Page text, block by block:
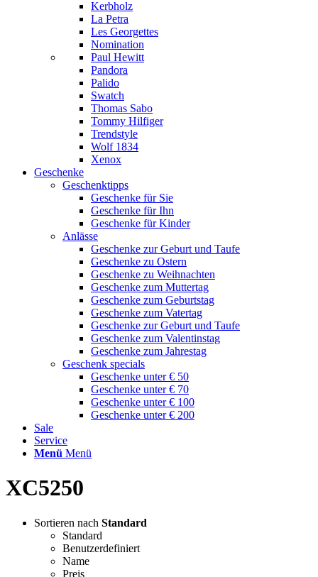
Kerbholz
La Petra
Les Georgettes
Nomination
Paul Hewitt
Pandora
Palido
Swatch
Thomas Sabo
Tommy Hilfiger
Trendstyle
Wolf 1834
Xenox
Geschenke
Geschenktipps
Geschenke für Sie
Geschenke für Ihn
Geschenke für Kinder
Anlässe
Geschenke zur Geburt und Taufe
Geschenke zu Ostern
Geschenke zu Weihnachten
Geschenke zum Muttertag
Geschenke zum Geburtstag
Geschenke zum Vatertag
Geschenke zur Geburt und Taufe
Geschenke zum Valentinstag
Geschenke zum Jahrestag
Geschenk specials
Geschenke unter € 50
Geschenke unter € 70
Geschenke unter € 100
Geschenke unter € 200
Sale
Service
Menü Menü
XC5250
Sortieren nach Standard
Standard
Benutzerdefiniert
Name
Preis